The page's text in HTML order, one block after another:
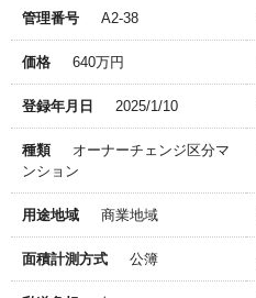
管理番号 A2-38
価格 640万円
登録年月日 2025/1/10
種類
オーナーチェンジ区分マ
ンション
用途地域 商業地域
面積計測方式 公簿